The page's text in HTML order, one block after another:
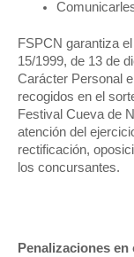
FSPCN garantiza
15/1999, de 13 de
Carácter Personal
recogidos en el
Festival Cueva de
atención del
rectificación,
los concursantes.
Penalizaciones